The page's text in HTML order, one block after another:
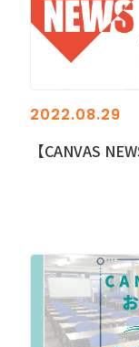
2022.08.29
【CANVAS